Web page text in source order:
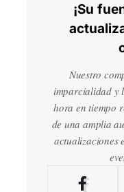
¡Su
Nuestro
imparcialidad y
hora en tiempo
de una amplia
actualizaciones